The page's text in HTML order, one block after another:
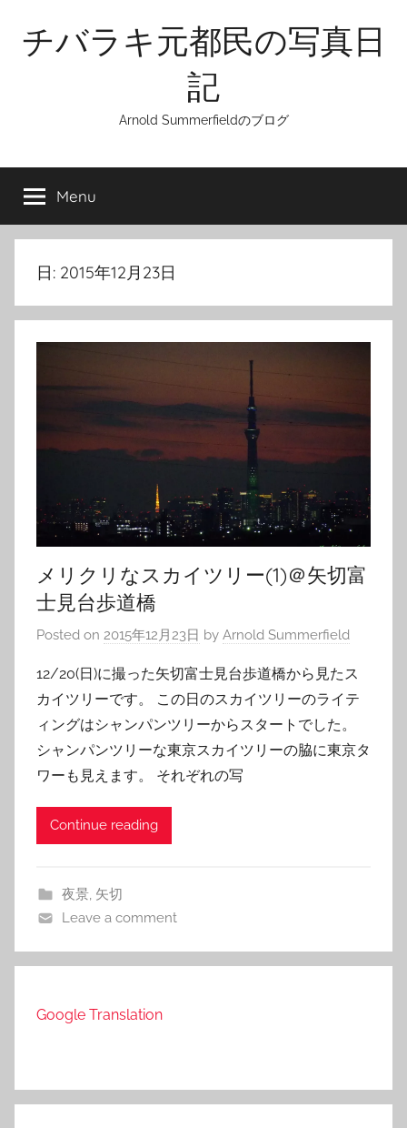
content
チバラキ元都民の写真日
記
Arnold Summerfieldのブログ
Menu
日: 2015年12月23日
メリクリなスカイツリー(1)＠矢切富
士見台歩道橋
Posted on 2015年12月23日 by Arnold Summerfield
12/20(日)に撮った矢切富士見台歩道橋から見たス
カイツリーです。 この日のスカイツリーのライテ
ィングはシャンパンツリーからスタートでした。
シャンパンツリーな東京スカイツリーの脇に東京タ
ワーも見えます。 それぞれの写
Continue reading
夜景, 矢切
Leave a comment
Google Translation